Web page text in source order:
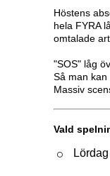
Höstens
hela FYRA
omtalade
"SOS" låg
Så man
Massiv
Vald